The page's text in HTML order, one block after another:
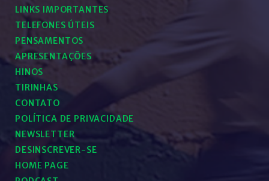
LINKS IMPORTANTES
TELEFONES ÚTEIS
PENSAMENTOS
APRESENTAÇÕES
HINOS
TIRINHAS
CONTATO
POLÍTICA DE PRIVACIDADE
NEWSLETTER
DESINSCREVER-SE
HOME PAGE